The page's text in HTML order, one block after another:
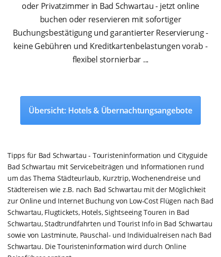
oder Privatzimmer in Bad Schwartau - jetzt online
buchen oder reservieren mit sofortiger
Buchungsbestätigung und garantierter Reservierung -
keine Gebühren und Kreditkartenbelastungen vorab -
flexibel stornierbar ...
Übersicht: Hotels & Übernachtungsangebote
Tipps für Bad Schwartau - Touristeninformation und Cityguide
Bad Schwartau mit Servicebeiträgen und Informationen rund
um das Thema Städteurlaub, Kurztrip, Wochenendreise und
Städtereisen wie z.B. nach Bad Schwartau mit der Möglichkeit
zur Online und Internet Buchung von Low-Cost Flügen nach Bad
Schwartau, Flugtickets, Hotels, Sightseeing Touren in Bad
Schwartau, Stadtrundfahrten und Tourist Info in Bad Schwartau
sowie von Lastminute, Pauschal- und Individualreisen nach Bad
Schwartau. Die Touristeninformation wird durch Online